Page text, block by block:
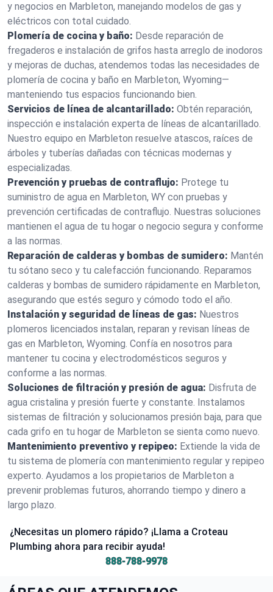
y negocios en Marbleton, manejando modelos de gas y
eléctricos con total cuidado.
Plomería de cocina y baño: Desde reparación de
fregaderos e instalación de grifos hasta arreglo de inodoros
y mejoras de duchas, atendemos todas las necesidades de
plomería de cocina y baño en Marbleton, Wyoming—
manteniendo tus espacios funcionando bien.
Servicios de línea de alcantarillado: Obtén reparación,
inspección e instalación experta de líneas de alcantarillado.
Nuestro equipo en Marbleton resuelve atascos, raíces de
árboles y tuberías dañadas con técnicas modernas y
especializadas.
Prevención y pruebas de contraflujo: Protege tu
suministro de agua en Marbleton, WY con pruebas y
prevención certificadas de contraflujo. Nuestras soluciones
mantienen el agua de tu hogar o negocio segura y conforme
a las normas.
Reparación de calderas y bombas de sumidero: Mantén
tu sótano seco y tu calefacción funcionando. Reparamos
calderas y bombas de sumidero rápidamente en Marbleton,
asegurando que estés seguro y cómodo todo el año.
Instalación y seguridad de líneas de gas: Nuestros
plomeros licenciados instalan, reparan y revisan líneas de
gas en Marbleton, Wyoming. Confía en nosotros para
mantener tu cocina y electrodomésticos seguros y
conforme a las normas.
Soluciones de filtración y presión de agua: Disfruta de
agua cristalina y presión fuerte y constante. Instalamos
sistemas de filtración y solucionamos presión baja, para que
cada grifo en tu hogar de Marbleton se sienta como nuevo.
Mantenimiento preventivo y repipeo: Extiende la vida de
tu sistema de plomería con mantenimiento regular y repipeo
experto. Ayudamos a los propietarios de Marbleton a
prevenir problemas futuros, ahorrando tiempo y dinero a
largo plazo.
¿Necesitas un plomero rápido? ¡Llama a Croteau
Plumbing ahora para recibir ayuda!
888-788-9978